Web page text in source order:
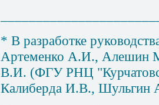
* В разработке
Артеменко А.И., Алешин
В.И. (ФГУ РНЦ
Калиберда И.В.,